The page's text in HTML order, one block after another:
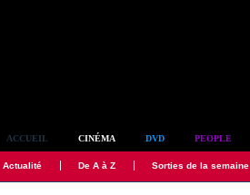
ACCUEIL CINÉMA DVD PEOPLE
Actualité De A à Z Sorties de la semaine